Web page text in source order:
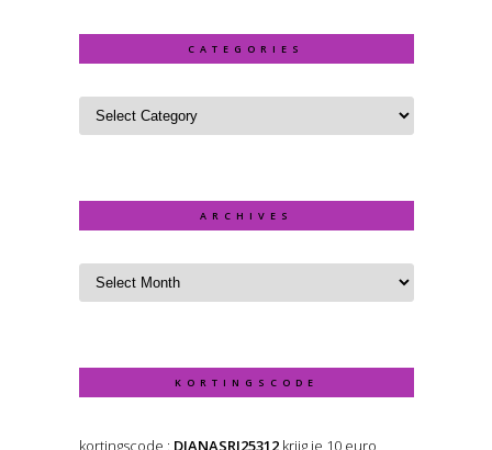
CATEGORIES
ARCHIVES
KORTINGSCODE
kortingscode : DIANASRI25312krijg je 10 euro